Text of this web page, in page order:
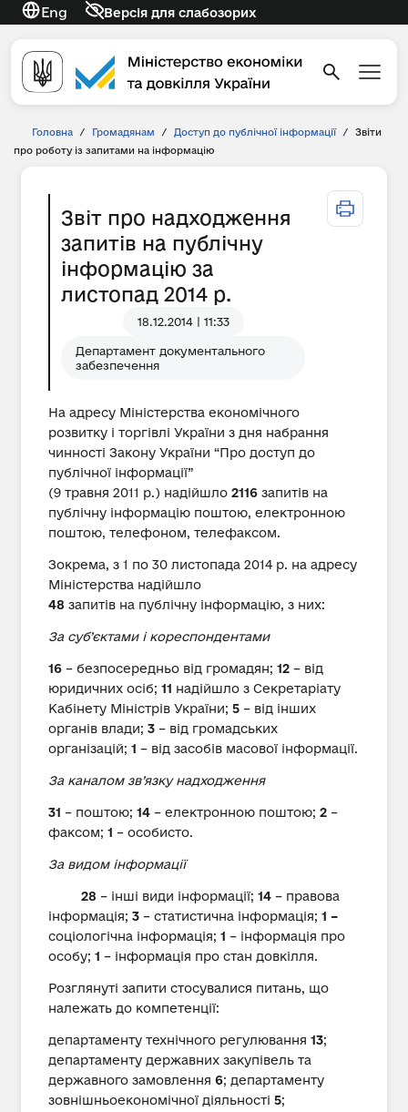
Eng Версія для слабозорих
Головна / Громадянам / Доступ до публічної інформації /
Звіти
про роботу із запитами на інформацію
Звіт про надходження
запитів на публічну
інформацію за
листопад 2014 р.
18.12.2014 | 11:33
Департамент документального
забезпечення
На адресу Міністерства економічного
розвитку і торгівлі України з дня набрання
чинності Закону України “Про доступ до
публічної інформації”
(9 травня 2011 р.) надійшло 2116 запитів на
публічну інформацію поштою, електронною
поштою, телефоном, телефаксом.
Зокрема, з 1 по 30 листопада 2014 р. на адресу
Міністерства надійшло
48 запитів на публічну інформацію, з них:
За суб’єктами і кореспондентами
16 – безпосередньо від громадян; 12 – від
юридичних осіб; 11 надійшло з Секретаріату
Кабінету Міністрів України; 5 – від інших
органів влади; 3 – від громадських
організацій; 1 – від засобів масової інформації.
За каналом зв’язку надходження
31 – поштою; 14 – електронною поштою; 2 –
факсом; 1 – особисто.
За видом інформації
28 – інші види інформації; 14 – правова
інформація; 3 – статистична інформація; 1 –
соціологічна інформація; 1 – інформація про
особу; 1 – інформація про стан довкілля.
Розглянуті запити стосувалися питань, що
належать до компетенції:
департаменту технічного регулювання 13;
департаменту державних закупівель та
державного замовлення 6; департаменту
зовнішньоекономічної діяльності 5;